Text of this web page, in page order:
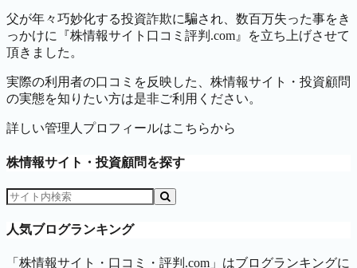
父が年々巧妙化する投資詐欺に騙され、数百万失った事をき
っかけに『株情報サイト口コミ評判.com』を立ち上げさせて
頂きました。
実際の利用者の口コミを反映した、株情報サイト・投資顧問
の実態を知りたい方は是非ご利用ください。
詳しい管理人プロフィールはこちらから
株情報サイト・投資顧問を探す
人気ブログランキング
「株情報サイト・口コミ・評判.com」はブログランキングに